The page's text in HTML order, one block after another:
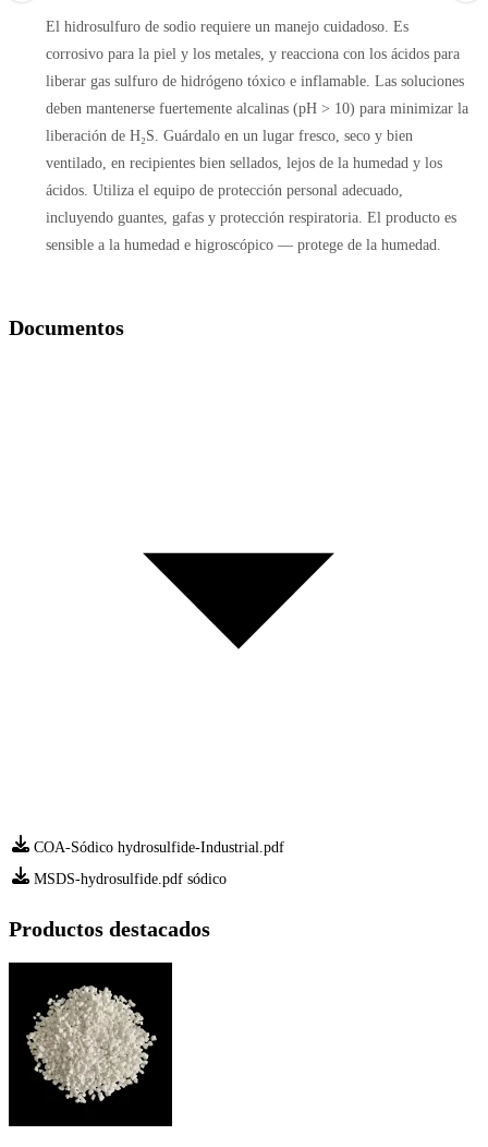
El hidrosulfuro de sodio requiere un manejo cuidadoso. Es
corrosivo para la piel y los metales, y reacciona con los ácidos para
liberar gas sulfuro de hidrógeno tóxico e inflamable. Las soluciones
deben mantenerse fuertemente alcalinas (pH > 10) para minimizar la
liberación de H₂S. Guárdalo en un lugar fresco, seco y bien
ventilado, en recipientes bien sellados, lejos de la humedad y los
ácidos. Utiliza el equipo de protección personal adecuado,
incluyendo guantes, gafas y protección respiratoria. El producto es
sensible a la humedad e higroscópico — protege de la humedad.
Documentos
COA-Sódico hydrosulfide-Industrial.pdf
MSDS-hydrosulfide.pdf sódico
Productos destacados